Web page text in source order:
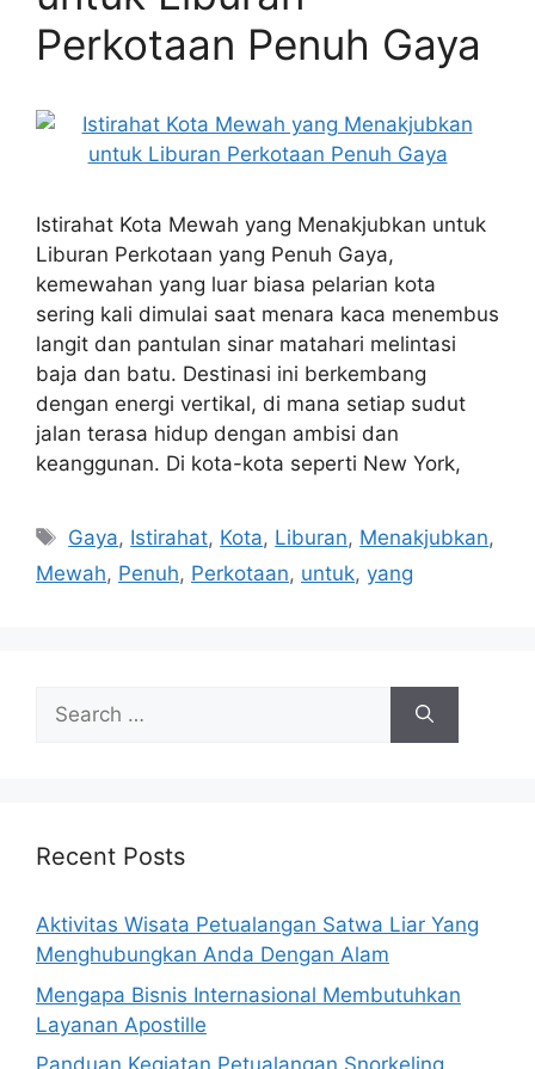
Perkotaan Penuh Gaya
Istirahat Kota Mewah yang Menakjubkan untuk
Liburan Perkotaan yang Penuh Gaya,
kemewahan yang luar biasa pelarian kota
sering kali dimulai saat menara kaca menembus
langit dan pantulan sinar matahari melintasi
baja dan batu. Destinasi ini berkembang
dengan energi vertikal, di mana setiap sudut
jalan terasa hidup dengan ambisi dan
keanggunan. Di kota-kota seperti New York,
Tags
Gaya, Istirahat, Kota, Liburan, Menakjubkan,
Mewah, Penuh, Perkotaan, untuk, yang
Search
for:
Recent Posts
Aktivitas Wisata Petualangan Satwa Liar Yang
Menghubungkan Anda Dengan Alam
Mengapa Bisnis Internasional Membutuhkan
Layanan Apostille
Panduan Kegiatan Petualangan Snorkeling